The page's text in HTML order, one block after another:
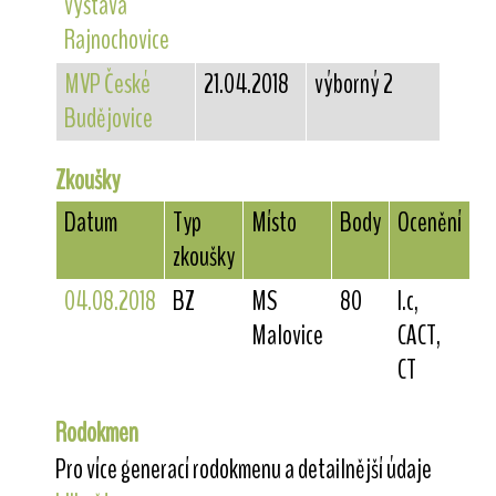
Rajnochovice
MVP České
Budějovice
21.04.2018 výborný 2
Zkoušky
Datum
Typ
zkoušky
Místo Body Ocenění
04.08.2018 BZ
MS
Malovice
80
I.c,
CACT,
CT
Rodokmen
Pro více generací rodokmenu a detailnější údaje